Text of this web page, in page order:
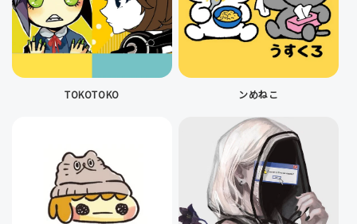
TOKOTOKO ンめねこ